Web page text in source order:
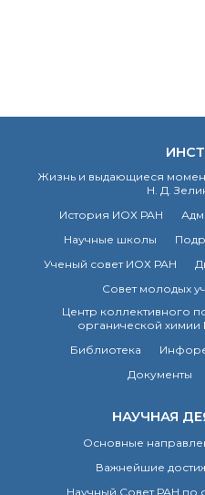
Жизнь и выдающиеся
Н. Д.
История ИОХ РАН
Научные школы
Ученый совет ИОХ РАН
Совет молодых
Центр коллективного
органической
Библиотека
Документы
НАУЧНАЯ
Основные
Важнейшие
Научный Совет РАН по